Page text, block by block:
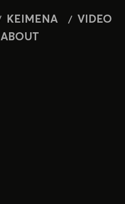
ΚΕΙΜΕΝΑ
VIDEO
ABOUT